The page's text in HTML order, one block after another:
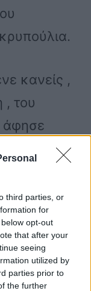
third parties, or
for
opt-out
that after your
seeing
utilized by
parties prior to
the further
κανείς ,
, του
άφησε
σύμφωνα
Μιχάλης
μια